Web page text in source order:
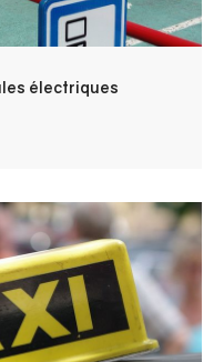
électriques
dans le
Digne et Villars
déplacements
tourisme.
hôpitaux.